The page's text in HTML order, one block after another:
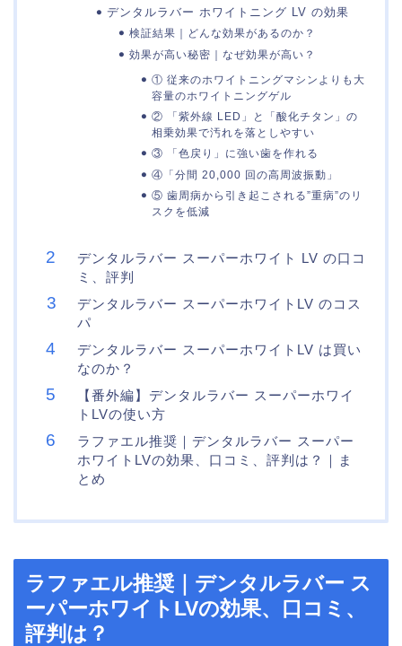
デンタルラバー ホワイトニング LV の効果
検証結果｜どんな効果があるのか？
効果が高い秘密｜なぜ効果が高い？
① 従来のホワイトニングマシンよりも大
容量のホワイトニングゲル
② 「紫外線 LED」と「酸化チタン」の
相乗効果で汚れを落としやすい
③ 「色戻り」に強い歯を作れる
④「分間 20,000 回の高周波振動」
⑤ 歯周病から引き起こされる”重病”のリ
スクを低減
デンタルラバー スーパーホワイト LV の口コ
ミ、評判
デンタルラバー スーパーホワイトLV のコス
パ
デンタルラバー スーパーホワイトLV は買い
なのか？
【番外編】デンタルラバー スーパーホワイ
トLVの使い方
ラファエル推奨｜デンタルラバー スーパー
ホワイトLVの効果、口コミ、評判は？｜ま
とめ
ラファエル推奨｜デンタルラバー ス
ーパーホワイトLVの効果、口コミ、
評判は？